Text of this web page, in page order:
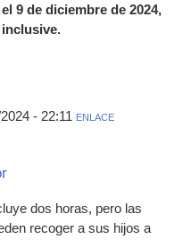
el 9 de diciembre de 2024,
inclusive.
- 22:11 ENLACE
dos horas, pero las
recoger a sus hijos a